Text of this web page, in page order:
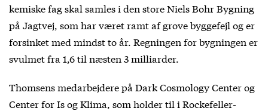
kemiske fag skal samles i den store Niels Bohr Bygning
på Jagtvej, som har været ramt af grove byggefejl og er
forsinket med mindst to år. Regningen for bygningen er
svulmet fra 1,6 til næsten 3 milliarder.
Thomsens medarbejdere på Dark Cosmology Center og
Center for Is og Klima, som holder til i Rockefeller-